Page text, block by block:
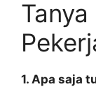
1. Apa saja